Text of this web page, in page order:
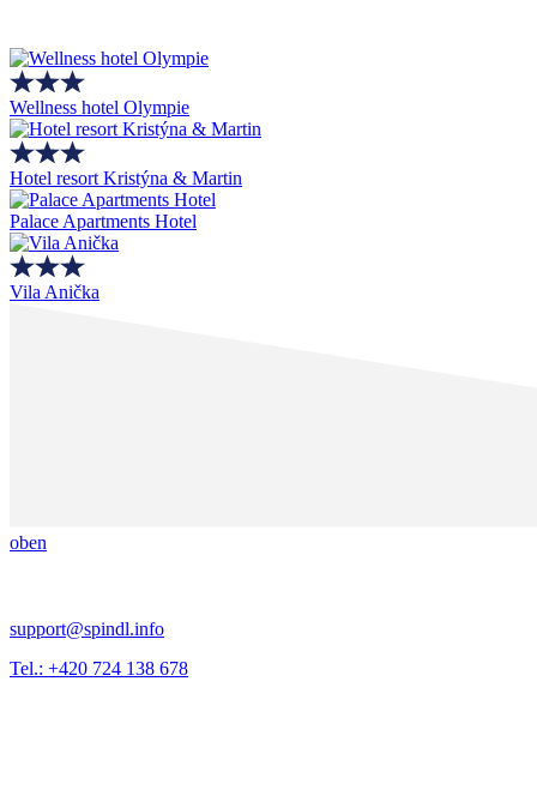
Wellness hotel Olympie
Hotel resort Kristýna & Martin
Palace Apartments Hotel
Vila Anička
oben
support@spindl.info
Tel.: +420 724 138 678